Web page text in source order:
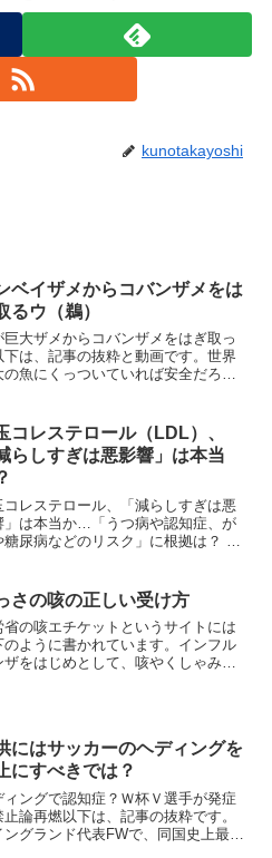
kunotakayoshi
ベイザメからコバンザメをは
るウ（鵜）
巨大ザメからコバンザメをはぎ取っ
下は、記事の抜粋と動画です。世界
の魚にくっついていれば安全だろう
バハカリフォルニア半島沖で出会っ
景に、ダイバーたちは...
コレステロール（LDL）、
らしすぎは悪影響」は本当
コレステロール、「減らしすぎは悪
」は本当か…「うつ病や認知症、が
糖尿病などのリスク」に根拠は？ 専
では、健康な米国人に対してはLDL
／dL...
さの咳の正しい受け方
省の咳エチケットというサイトには
のように書かれています。インフル
ザをはじめとして、咳やくしゃみの
にはサッカーのヘディングを
にすべきでは？
ィングで認知症？Ｗ杯Ｖ選手が発症
止論再燃以下は、記事の抜粋です。
ングランド代表FWで、同国史上最高